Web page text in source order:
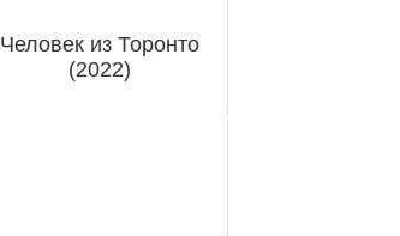
Человек из Торонто
(2022)